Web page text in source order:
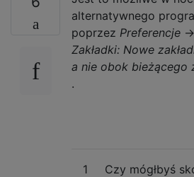
alternatywnego
poprzez Preferencje →
Zakładki: Nowe
a nie obok bieżącego
.
1
Czy mógłbyś